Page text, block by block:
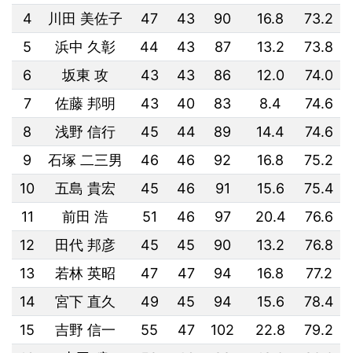
4
川田 美佐子 47 43 90 16.8
73.2
5
浜中 久彰 44 43 87 13.2
73.8
6
坂東 攻 43 43 86 12.0
74.0
7
佐藤 邦明 43 40 83 8.4
74.6
8
浅野 信行 45 44 89 14.4
74.6
9
石塚 二三男 46 46 92 16.8
75.2
10
五島 貴宏 45 46 91 15.6
75.4
11
前田 浩 51 46 97 20.4
76.6
12
田代 邦彦 45 45 90 13.2
76.8
13
若林 英昭 47 47 94 16.8
77.2
14
宮下 直久 49 45 94 15.6
78.4
15
吉野 信一 55 47 102 22.8
79.2